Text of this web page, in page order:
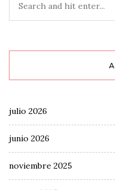
julio 2026
junio 2026
noviembre 2025